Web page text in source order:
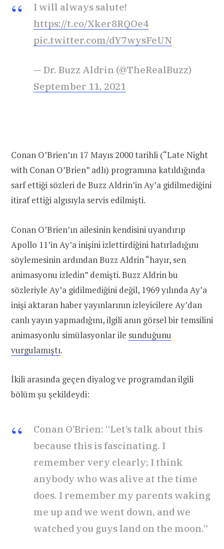
I will always salute!
https://t.co/Xker8RQOe4
pic.twitter.com/dY7wysFeUN
— Dr. Buzz Aldrin (@TheRealBuzz)
September 11, 2021
Conan O’Brien’ın 17 Mayıs 2000 tarihli (“Late Night
with Conan O’Brien” adlı) programına katıldığında
sarf ettiği sözleri de Buzz Aldrin’in Ay’a gidilmediğini
itiraf ettiği algısıyla servis edilmişti.
Conan O’Brien’ın ailesinin kendisini uyandırıp
Apollo 11’in Ay’a inişini izlettirdiğini hatırladığını
söylemesinin ardından Buzz Aldrin “hayır, sen
animasyonu izledin” demişti. Buzz Aldrin bu
sözleriyle Ay’a gidilmediğini değil, 1969 yılında Ay’a
inişi aktaran haber yayınlarının izleyicilere Ay’dan
canlı yayın yapmadığını, ilgili anın görsel bir temsilini
animasyonlu simülasyonlar ile sunduğunu
vurgulamıştı.
İkili arasında geçen diyalog ve programdan ilgili
bölüm şu şekildeydi:
Conan O’Brien: “Let’s talk about this
because this is fascinating. I
remember very clearly; I think
anybody who was alive at the time
does. I remember my parents waking
me up and we went down, and we
watched you guys land on the moon.”